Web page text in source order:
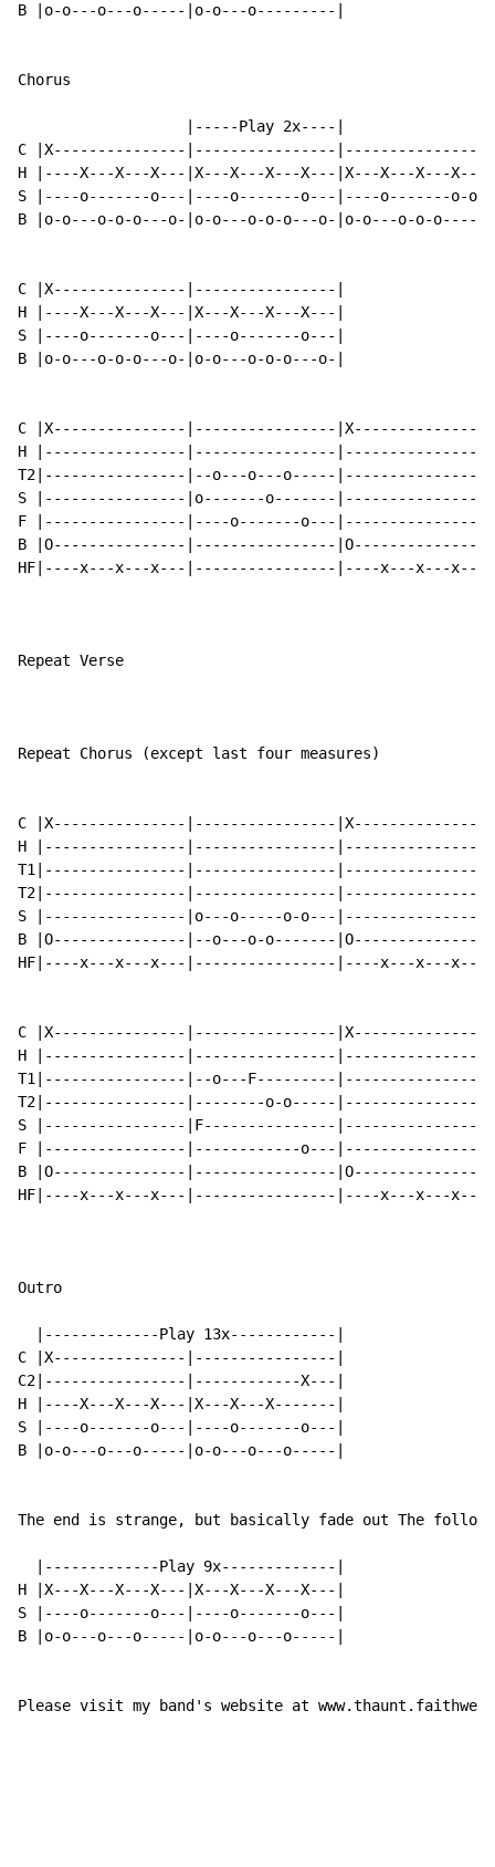
B |o-o---o---o-----|o-o---o---------|
Chorus
                   |-----Play 2x----|
C |X---------------|----------------|----------------|
H |----X---X---X---|X---X---X---X---|X---X---X---X---|
S |----o-------o---|----o-------o---|----o-------o-oo|
B |o-o---o-o-o---o-|o-o---o-o-o---o-|o-o---o-o-o-----|
C |X---------------|----------------|
H |----X---X---X---|X---X---X---X---|
S |----o-------o---|----o-------o---|
B |o-o---o-o-o---o-|o-o---o-o-o---o-|
C |X---------------|----------------
H |----------------|----------------|----------------
T2|----------------|--o---o---o-----
S |----------------|o-------o-------|----------------
F |----------------|----o-------o---
B |O---------------|----------------|O---------------
HF|----x---x---x---|----------------|----x---x---
Repeat Verse
Repeat Chorus (except last four measures)
C |X---------------|----------------
H |----------------|----------------|----------------
T1|----------------|----------------|----------------
T2|----------------|----------------|----------------
S |----------------|o---o-----o-o---|----------------
B |O---------------|--o---o-o-------
HF|----x---x---x---|----------------|----x---x---
C |X---------------|----------------|X---------------
H |----------------|----------------|----------------
T1|----------------|--o---F---------
T2|----------------|--------o-o-----
S |----------------|F---------------|----------------
F |----------------|------------o---
B |O---------------|----------------|O---------------
HF|----x---x---x---|----------------|----x---x---
Outro
  |-------------Play 13x------------|
C |X---------------|----------------|
C2|----------------|------------X---|
H |----X---X---X---|X---X---X-------|
S |----o-------o---|----o-------o---|
B |o-o---o---o-----|o-o---o---o-----|
The end is strange, but basically fade out The
  |-------------Play 9x-------------|
H |X---X---X---X---|X---X---X---X---|
S |----o-------o---|----o-------o---|
B |o-o---o---o-----|o-o---o---o-----|
Please visit my band's website at